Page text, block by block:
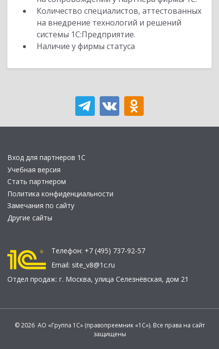
Количество специалистов, аттестованных
на внедрение технологий и решений
системы 1С:Предприятие.
Наличие у фирмы статуса
Вход для партнеров 1С
Учебная версия
Стать партнером
Политика конфиденциальности
Замечания по сайту
Другие сайты
Телефон: +7 (495) 737-92-57
Email: site_v8@1c.ru
Отдел продаж: г. Москва, улица Селезнёвская, дом 21
© 2026 АО «Группа 1С» (правопреемник «1С»). Все права на сайт
защищены